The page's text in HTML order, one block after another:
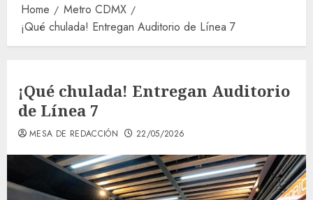
Home
Metro CDMX
¡Qué chulada! Entregan Auditorio de Línea 7
¡Qué chulada! Entregan Auditorio
de Línea 7
MESA DE REDACCIÓN 22/05/2026